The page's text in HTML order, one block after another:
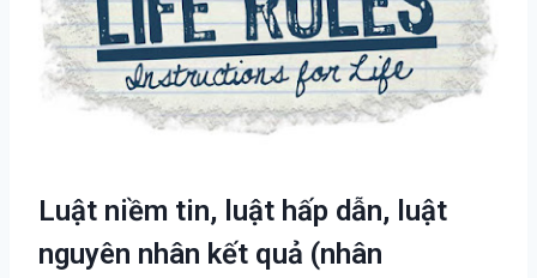
Luật niềm tin, luật hấp dẫn, luật
nguyên nhân kết quả (nhân